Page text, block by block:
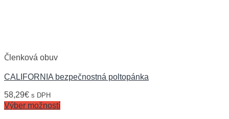
Členková obuv
CALIFORNIA bezpečnostná poltopánka
58,29€ s DPH
Výber možností